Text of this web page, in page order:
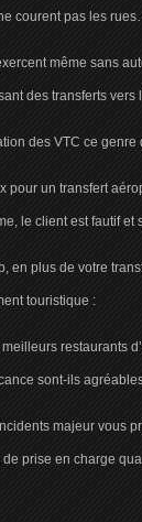
courent pas les
même sans
des transferts vers
des VTC ce
pour un transfert
le client est fautif et
en plus de votre
touristique :
restaurants
sont-ils
majeur vous
de prise en charge